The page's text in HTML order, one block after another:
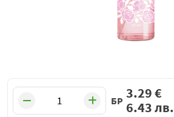
БР 3.29€
6.43лв.